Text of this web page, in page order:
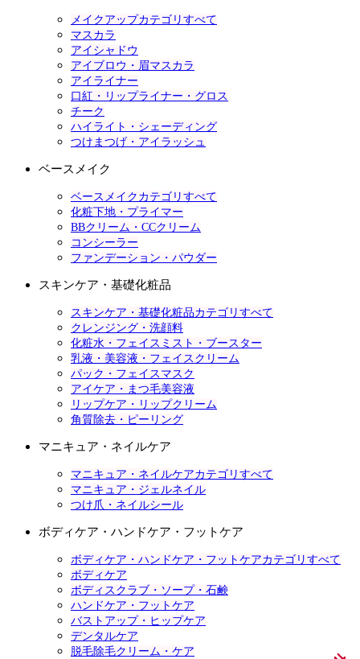
メイクアップカテゴリすべて
マスカラ
アイシャドウ
アイブロウ・眉マスカラ
アイライナー
口紅・リップライナー・グロス
チーク
ハイライト・シェーディング
つけまつげ・アイラッシュ
ベースメイク
ベースメイクカテゴリすべて
化粧下地・プライマー
BBクリーム・CCクリーム
コンシーラー
ファンデーション・パウダー
スキンケア・基礎化粧品
スキンケア・基礎化粧品カテゴリすべて
クレンジング・洗顔料
化粧水・フェイスミスト・ブースター
乳液・美容液・フェイスクリーム
パック・フェイスマスク
アイケア・まつ毛美容液
リップケア・リップクリーム
角質除去・ピーリング
マニキュア・ネイルケア
マニキュア・ネイルケアカテゴリすべて
マニキュア・ジェルネイル
つけ爪・ネイルシール
ボディケア・ハンドケア・フットケア
ボディケア・ハンドケア・フットケアカテゴリすべて
ボディケア
ボディスクラブ・ソープ・石鹸
ハンドケア・フットケア
バストアップ・ヒップケア
デンタルケア
脱毛除毛クリーム・ケア